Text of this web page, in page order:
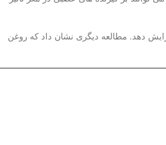
دهد. مطالعه دیگری نشان داد که روغن